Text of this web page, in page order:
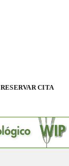
RESERVAR CITA